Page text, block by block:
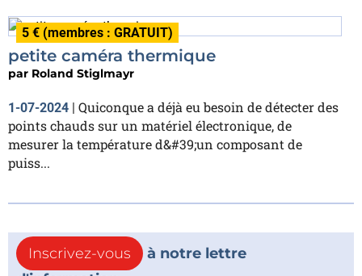
5 € (membres : GRATUIT)
petite caméra thermique
par Roland Stiglmayr
1-07-2024 | Quiconque a déjà eu besoin de détecter des
points chauds sur un matériel électronique, de
mesurer la température d&#39;un composant de
puiss...
Inscrivez-vous
à notre lettre